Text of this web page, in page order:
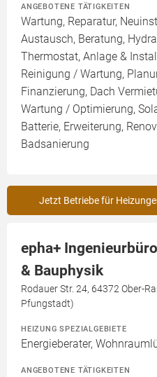
ANGEBOTENE TÄTIGKEITEN
Wartung, Reparatur,
Austausch, Beratung,
Thermostat, Anlage &
Reinigung / Wartung,
Finanzierung, Dach
Wartung / Optimierung,
Batterie, Erweiterung,
Badsanierung
Jetzt Betriebe für
epha+
& Bauphysik
Rodauer Str. 24, 64372 Ober-
Pfungstadt)
HEIZUNG SPEZIALGEBIETE
Energieberater,
ANGEBOTENE TÄTIGKEITEN